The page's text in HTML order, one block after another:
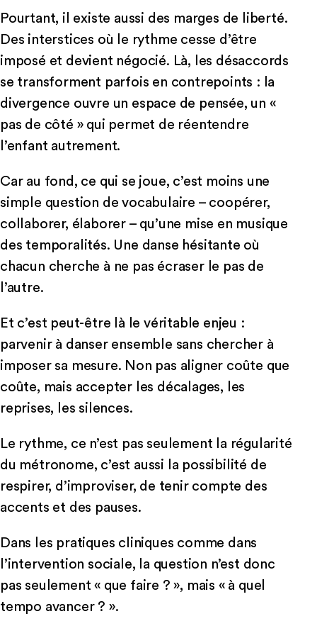
Pourtant, il existe aussi des marges de liberté.
Des interstices où le rythme cesse d’être
imposé et devient négocié. Là, les désaccords
se transforment parfois en contrepoints : la
divergence ouvre un espace de pensée, un «
pas de côté » qui permet de réentendre
l’enfant autrement.
Car au fond, ce qui se joue, c’est moins une
simple question de vocabulaire – coopérer,
collaborer, élaborer – qu’une mise en musique
des temporalités. Une danse hésitante où
chacun cherche à ne pas écraser le pas de
l’autre.
Et c’est peut-être là le véritable enjeu :
parvenir à danser ensemble sans chercher à
imposer sa mesure. Non pas aligner coûte que
coûte, mais accepter les décalages, les
reprises, les silences.
Le rythme, ce n’est pas seulement la régularité
du métronome, c’est aussi la possibilité de
respirer, d’improviser, de tenir compte des
accents et des pauses.
Dans les pratiques cliniques comme dans
l’intervention sociale, la question n’est donc
pas seulement « que faire ? », mais « à quel
tempo avancer ? ».